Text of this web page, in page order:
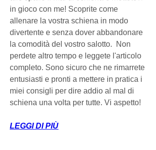
in gioco con me! Scoprite come
allenare la vostra schiena in modo
divertente e senza dover abbandonare
la comodità del vostro salotto.  Non
perdete altro tempo e leggete l'articolo
completo. Sono sicuro che ne rimarrete
entusiasti e pronti a mettere in pratica i
miei consigli per dire addio al mal di
schiena una volta per tutte. Vi aspetto!
LEGGI DI PIÙ